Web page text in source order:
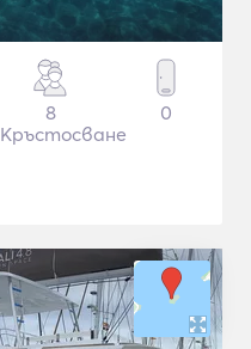
8
Кръстосване
0